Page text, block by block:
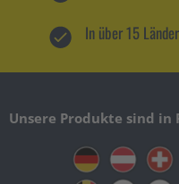
In über 15
Unsere Produkte sind